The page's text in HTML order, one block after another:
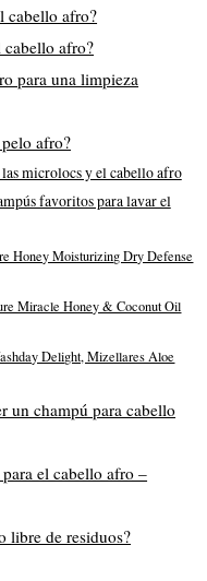
cabello afro?
cabello afro?
para una limpieza
afro?
microlocs y el cabello afro
favoritos para lavar el
Honey Moisturizing Dry Defense
Miracle Honey & Coconut Oil
Delight, Mizellares Aloe
un champú para cabello
el cabello afro –
libre de residuos?